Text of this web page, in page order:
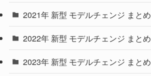
(10)
(9)
(22)
2021年 新型 モデルチェンジ まとめ
2022年 新型 モデルチェンジ まとめ
2023年 新型 モデルチェンジ まとめ